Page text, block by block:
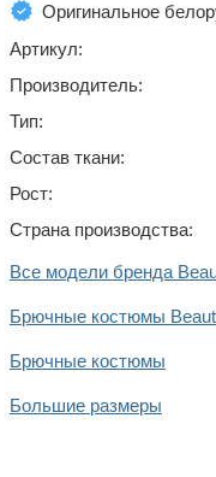
Оригинальное
Артикул:
Производитель:
Тип:
Состав ткани:
Рост:
Страна производства:
Все модели бренда
Брючные костюмы
Брючные костюмы
Большие размеры